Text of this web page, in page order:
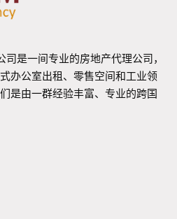
是一间专业的房地产代理公司，
办公室出租、零售空间和工业领
是由一群经验丰富、专业的跨国